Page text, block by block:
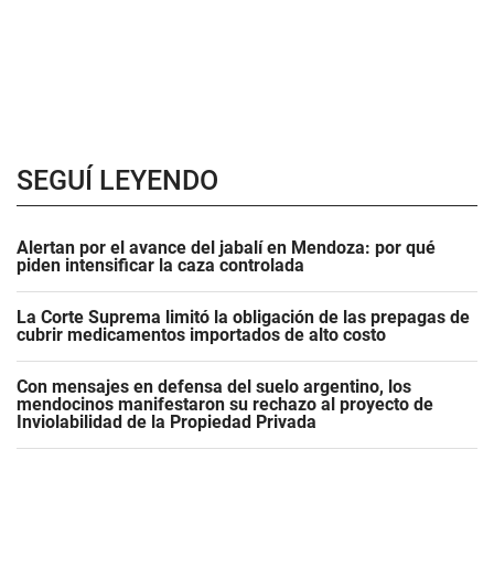
SEGUÍ LEYENDO
Alertan por el avance del jabalí en Mendoza: por qué
piden intensificar la caza controlada
La Corte Suprema limitó la obligación de las prepagas de
cubrir medicamentos importados de alto costo
Con mensajes en defensa del suelo argentino, los
mendocinos manifestaron su rechazo al proyecto de
Inviolabilidad de la Propiedad Privada